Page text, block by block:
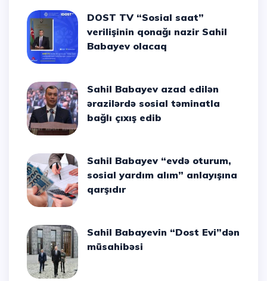
DOST TV “Sosial saat”
verilişinin qonağı nazir Sahil
Babayev olacaq
Sahil Babayev azad edilən
ərazilərdə sosial təminatla
bağlı çıxış edib
Sahil Babayev “evdə oturum,
sosial yardım alım” anlayışına
qarşıdır
Sahil Babayevin “Dost Evi”dən
müsahibəsi